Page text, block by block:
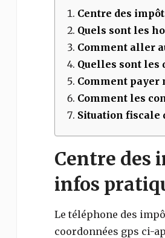
Centre des
Quels sont les
Comment aller
Quelles sont les
Comment payer
Comment les
Situation fiscale
Centre des
infos
Le téléphone des
coordonnées gps ci-